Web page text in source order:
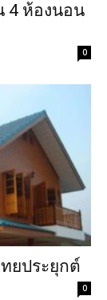
4 ห้องนอน
0
ยประยุกต์
0